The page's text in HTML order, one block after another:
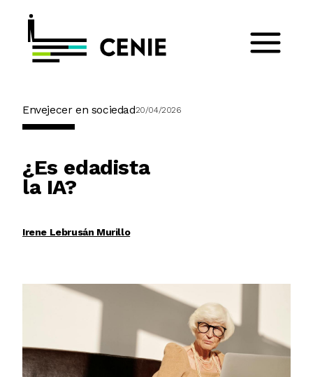
Envejecer en sociedad20/04/2026
¿Es edadista
la IA?
Irene Lebrusán Murillo